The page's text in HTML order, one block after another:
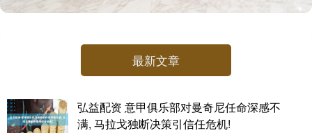
最新文章
弘益配资 意甲俱乐部对曼奇尼任命深感不
满, 马拉戈独断决策引信任危机!